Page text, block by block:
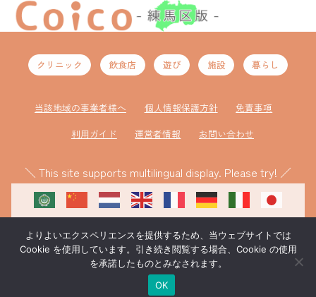
クリニック 飲食店 遊び 施設 暮らし
当該地域の事業者様へ 個人情報保護方針
免責事項
利用ガイド
運営者情報 お問い合わせ
＼ This site supports multilingual display. Please try! ／
ものづくり補助金により作成
©coico 練馬区版
よりよいエクスペリエンスを提供するため、当ウェブサイトでは
Cookie を使用しています。引き続き閲覧する場合、Cookie の使用
を承諾したものとみなされます。
OK